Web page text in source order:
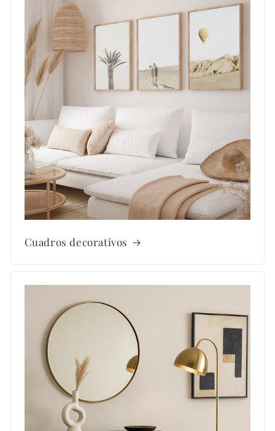
Cuadros decorativos